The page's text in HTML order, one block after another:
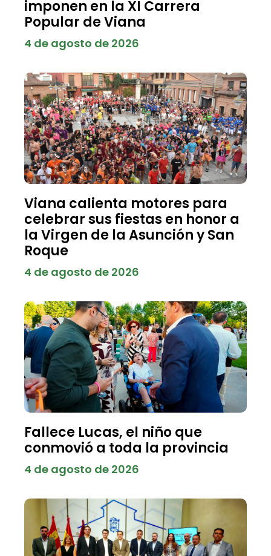
imponen en la XI Carrera
Popular de Viana
4 de agosto de 2026
Viana calienta motores para
celebrar sus fiestas en honor a
la Virgen de la Asunción y San
Roque
4 de agosto de 2026
Fallece Lucas, el niño que
conmovió a toda la provincia
4 de agosto de 2026